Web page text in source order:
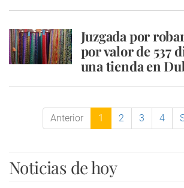
Juzgada por
por valor de 537
una tienda en
Anterior 1 2 3 4
Noticias de hoy